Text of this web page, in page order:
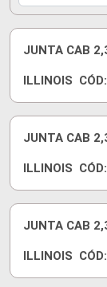
JUNTA CAB
ILLINOIS CÓD:
JUNTA CAB
ILLINOIS CÓD:
JUNTA CAB
ILLINOIS CÓD: